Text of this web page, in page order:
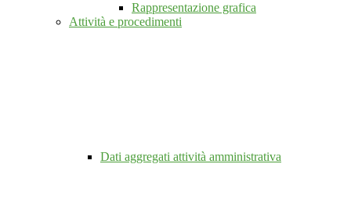
Rappresentazione grafica
Attività e procedimenti
Dati aggregati attività amministrativa